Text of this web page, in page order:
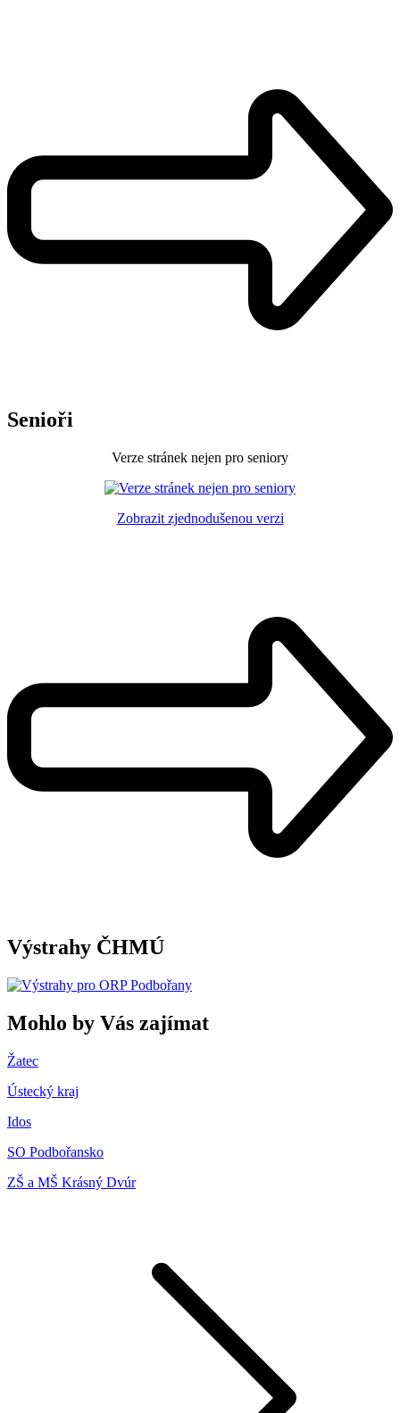
Senioři
Verze stránek nejen pro seniory
Zobrazit zjednodušenou verzi
Výstrahy ČHMÚ
Mohlo by Vás zajímat
Žatec
Ústecký kraj
Idos
SO Podbořansko
ZŠ a MŠ Krásný Dvúr